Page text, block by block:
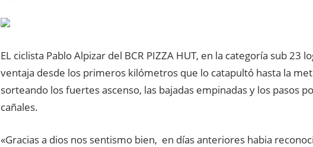
EL ciclista Pablo Alpizar del BCR PIZZA HUT, en la categoría sub 23
ventaja desde los primeros kilómetros que lo catapultó hasta la
sorteando los fuertes ascenso, las bajadas empinadas y los pasos
cañales.
«Gracias a dios nos sentismo bien, en días anteriores habia